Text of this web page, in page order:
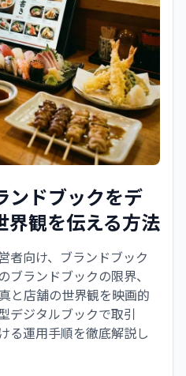
ンドブックをデ
界観を伝える方法
者向け、ブランドブック
ブランドブックの限界、
と店舗の世界観を映画的
デジタルブックで取引
る運用手順を徹底解説し